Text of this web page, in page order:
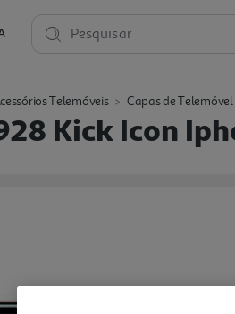
Pesquisar
Telemóveis Capas de Telemóvel
Kick Icon